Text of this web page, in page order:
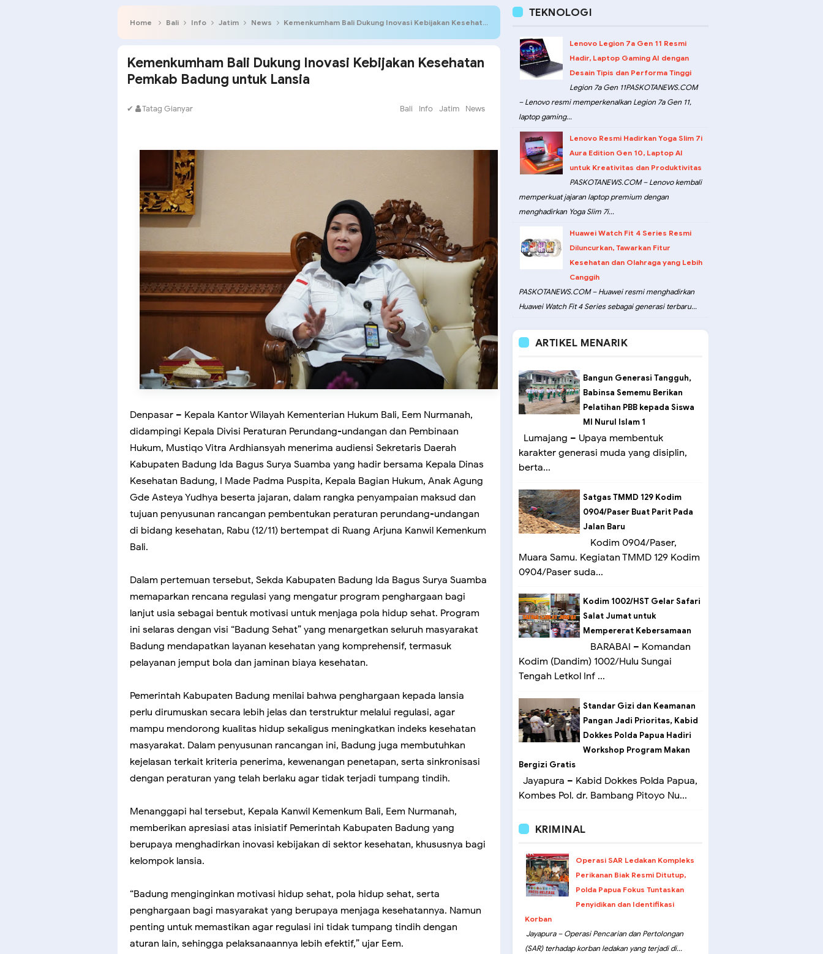
Home Bali Info Jatim News Kemenkumham Bali Dukung Inovasi Kebijakan Kesehatan Pemkab Badung untuk Lansia
Kemenkumham Bali Dukung Inovasi Kebijakan Kesehatan
Pemkab Badung untuk Lansia
✔ Tatag Gianyar Bali Info Jatim News
Denpasar – Kepala Kantor Wilayah Kementerian Hukum Bali, Eem Nurmanah,
didampingi Kepala Divisi Peraturan Perundang-undangan dan Pembinaan
Hukum, Mustiqo Vitra Ardhiansyah menerima audiensi Sekretaris Daerah
Kabupaten Badung Ida Bagus Surya Suamba yang hadir bersama Kepala Dinas
Kesehatan Badung, I Made Padma Puspita, Kepala Bagian Hukum, Anak Agung
Gde Asteya Yudhya beserta jajaran, dalam rangka penyampaian maksud dan
tujuan penyusunan rancangan pembentukan peraturan perundang-undangan
di bidang kesehatan, Rabu (12/11) bertempat di Ruang Arjuna Kanwil Kemenkum
Bali.
Dalam pertemuan tersebut, Sekda Kabupaten Badung Ida Bagus Surya Suamba
memaparkan rencana regulasi yang mengatur program penghargaan bagi
lanjut usia sebagai bentuk motivasi untuk menjaga pola hidup sehat. Program
ini selaras dengan visi “Badung Sehat” yang menargetkan seluruh masyarakat
Badung mendapatkan layanan kesehatan yang komprehensif, termasuk
pelayanan jemput bola dan jaminan biaya kesehatan.
Pemerintah Kabupaten Badung menilai bahwa penghargaan kepada lansia
perlu dirumuskan secara lebih jelas dan terstruktur melalui regulasi, agar
mampu mendorong kualitas hidup sekaligus meningkatkan indeks kesehatan
masyarakat. Dalam penyusunan rancangan ini, Badung juga membutuhkan
kejelasan terkait kriteria penerima, kewenangan penetapan, serta sinkronisasi
dengan peraturan yang telah berlaku agar tidak terjadi tumpang tindih.
Menanggapi hal tersebut, Kepala Kanwil Kemenkum Bali, Eem Nurmanah,
memberikan apresiasi atas inisiatif Pemerintah Kabupaten Badung yang
berupaya menghadirkan inovasi kebijakan di sektor kesehatan, khususnya bagi
kelompok lansia.
“Badung menginginkan motivasi hidup sehat, pola hidup sehat, serta
penghargaan bagi masyarakat yang berupaya menjaga kesehatannya. Namun
penting untuk memastikan agar regulasi ini tidak tumpang tindih dengan
aturan lain, sehingga pelaksanaannya lebih efektif,” ujar Eem.
TEKNOLOGI
Lenovo Legion 7a Gen 11 Resmi
Hadir, Laptop Gaming AI dengan
Desain Tipis dan Performa Tinggi
Legion 7a Gen 11PASKOTANEWS.COM
– Lenovo resmi memperkenalkan Legion 7a Gen 11,
laptop gaming...
Lenovo Resmi Hadirkan Yoga Slim 7i
Aura Edition Gen 10, Laptop AI
untuk Kreativitas dan Produktivitas
PASKOTANEWS.COM – Lenovo kembali
memperkuat jajaran laptop premium dengan
menghadirkan Yoga Slim 7i...
Huawei Watch Fit 4 Series Resmi
Diluncurkan, Tawarkan Fitur
Kesehatan dan Olahraga yang Lebih
Canggih
PASKOTANEWS.COM – Huawei resmi menghadirkan
Huawei Watch Fit 4 Series sebagai generasi terbaru...
ARTIKEL MENARIK
Bangun Generasi Tangguh,
Babinsa Sememu Berikan
Pelatihan PBB kepada Siswa
MI Nurul Islam 1
Lumajang – Upaya membentuk
karakter generasi muda yang disiplin,
berta...
Satgas TMMD 129 Kodim
0904/Paser Buat Parit Pada
Jalan Baru
Kodim 0904/Paser,
Muara Samu. Kegiatan TMMD 129 Kodim
0904/Paser suda...
Kodim 1002/HST Gelar Safari
Salat Jumat untuk
Mempererat Kebersamaan
BARABAI – Komandan
Kodim (Dandim) 1002/Hulu Sungai
Tengah Letkol Inf ...
Standar Gizi dan Keamanan
Pangan Jadi Prioritas, Kabid
Dokkes Polda Papua Hadiri
Workshop Program Makan
Bergizi Gratis
Jayapura – Kabid Dokkes Polda Papua,
Kombes Pol. dr. Bambang Pitoyo Nu...
KRIMINAL
Operasi SAR Ledakan Kompleks
Perikanan Biak Resmi Ditutup,
Polda Papua Fokus Tuntaskan
Penyidikan dan Identifikasi
Korban
Jayapura – Operasi Pencarian dan Pertolongan
(SAR) terhadap korban ledakan yang terjadi di...